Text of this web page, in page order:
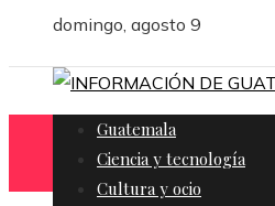
domingo, agosto 9
Guatemala
Ciencia y tecnología
Cultura y ocio